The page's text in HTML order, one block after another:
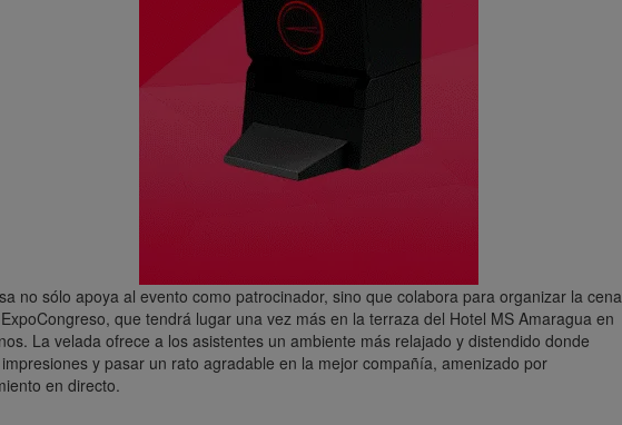
no sólo apoya al evento como patrocinador, sino que colabora para organizar la cena
que tendrá lugar una vez más en la terraza del Hotel MS Amaragua en
La velada ofrece a los asistentes un ambiente más relajado y distendido donde
y pasar un rato agradable en la mejor compañía, amenizado por
en directo.